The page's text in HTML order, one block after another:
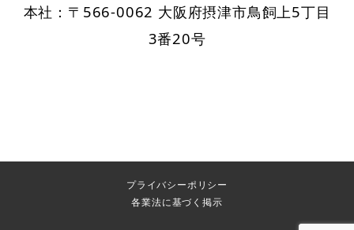
本社：〒566-0062 大阪府摂津市鳥飼上5丁目
3番20号
プライバシーポリシー
各業法に基づく掲示